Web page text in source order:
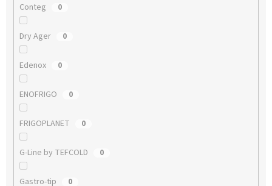
Conteg 0
Dry Ager 0
Edenox 0
ENOFRIGO 0
FRIGOPLANET 0
G-Line by TEFCOLD 0
Gastro-tip 0